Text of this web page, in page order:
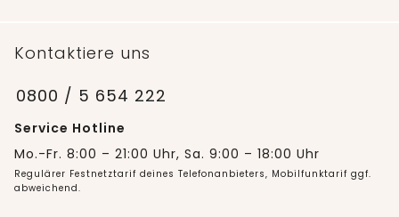
Kontaktiere uns
0800 / 5 654 222
Service Hotline
Mo.-Fr. 8:00 – 21:00 Uhr, Sa. 9:00 – 18:00 Uhr
Regulärer Festnetztarif deines Telefonanbieters, Mobilfunktarif ggf.
abweichend.